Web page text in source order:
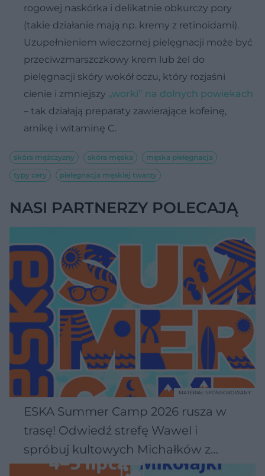
rogowej naskórka i delikatnie obkurczy pory
(takie działanie mają np. kremy z retinoidami).
Uzupełnieniem wieczornej pielęgnacji może być
przeciwzmarszczkowy krem lub żel do
pielęgnacji skóry wokół oczu, który rozjaśni
cienie i zmniejszy „worki” na dolnych powiekach
– tak działają preparaty zawierające kofeinę,
arnikę i witaminę C.
skóra mężczyzny skóra męska
męska pielęgnacja
typy cery
pielęgnacja męskiej twarzy
NASI PARTNERZY POLECAJĄ
ESKA Summer Camp 2026 rusza w
trasę! Odwiedź strefę Wawel i
spróbuj kultowych Michałków z
Wawelu
MATERIAŁ SPONSOROWANY